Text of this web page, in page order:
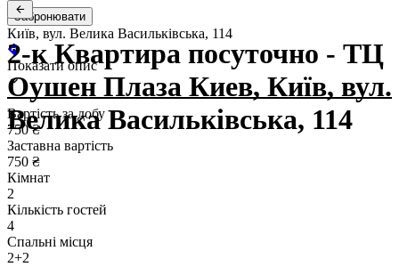
2-к Квартира посуточно - ТЦ
Оушен Плаза Киев, Київ, вул.
Велика Васильківська, 114
Забронювати
Київ, вул. Велика Васильківська, 114
Показати опис
Вартість за добу
750 ₴
Заставна вартість
750 ₴
Кімнат
2
Кількість гостей
4
Спальні місця
2+2